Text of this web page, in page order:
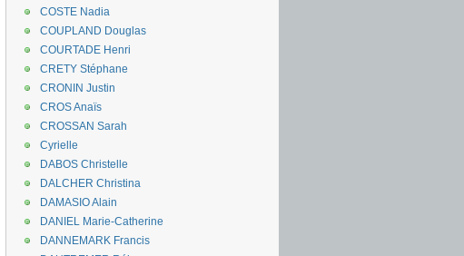
COSTE Nadia
COUPLAND Douglas
COURTADE Henri
CRETY Stéphane
CRONIN Justin
CROS Anaïs
CROSSAN Sarah
Cyrielle
DABOS Christelle
DALCHER Christina
DAMASIO Alain
DANIEL Marie-Catherine
DANNEMARK Francis